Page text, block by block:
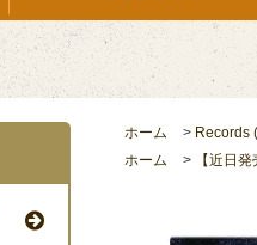
ホーム > Records
ホーム
> 【近日